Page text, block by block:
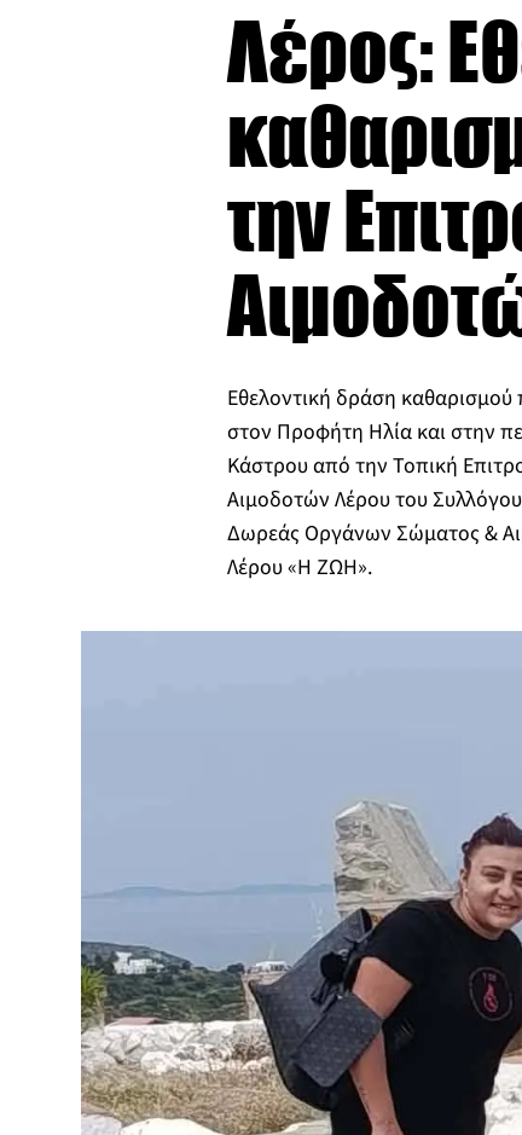
Λέρος:
την
Εθελοντική δράση
στον Προφήτη Ηλία και στην
Κάστρου από την Τοπική
Αιμοδοτών Λέρου του
Δωρεάς Οργάνων Σώματος &
Λέρου «Η ΖΩΗ».